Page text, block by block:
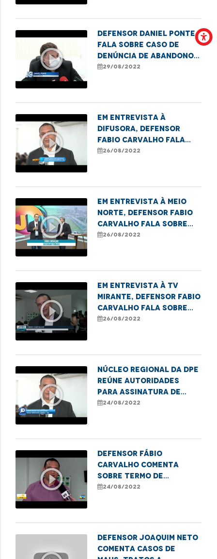
play_circle_outline
Defensor Daniel Ponte
fala sobre caso de
denúncia de abandono e
sequestro em Caxias
29/08/2022
play_circle_outline
Em entrevista à
Difusora, Defensor
Fabio Carvalho fala
sobre termo de
26/08/2022
play_circle_outline
Em entrevista à Meio
Norte, Defensor Fabio
Carvalho fala sobre
termo de cooperação
26/08/2022
play_circle_outline
Em entrevista à TV
Mirante, Defensor Fabio
Carvalho fala sobre
termo de cooperação
26/08/2022
play_circle_outline
Núcleo Regional da DPE
reúne autoridades
para assinatura de
Termo de Cooperação
24/08/2022
play_circle_outline
Defensor Fábio
Carvalho comenta
sobre termo de
cooperação que
24/08/2022
DEFENSOR JOAQUIM NETO
COMENTA CASOS DE